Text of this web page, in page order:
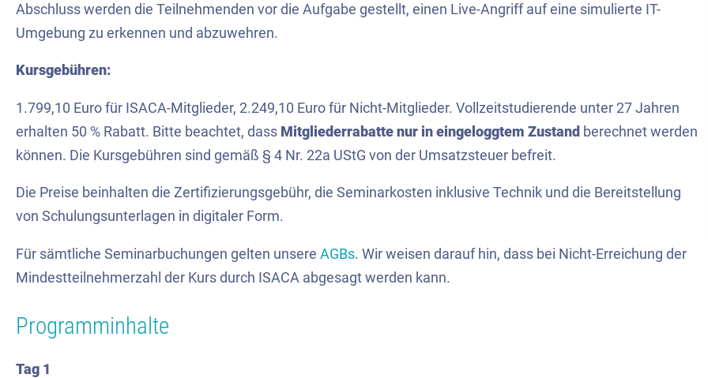
Abschluss werden die Teilnehmenden vor die Aufgabe gestellt, einen Live-Angriff auf eine simulierte IT-
Umgebung zu erkennen und abzuwehren.
Kursgebühren:
1.799,10 Euro für ISACA-Mitglieder, 2.249,10 Euro für Nicht-Mitglieder. Vollzeitstudierende unter 27 Jahren
erhalten 50 % Rabatt. Bitte beachtet, dass Mitgliederrabatte nur in eingeloggtem Zustand berechnet werden
können. Die Kursgebühren sind gemäß § 4 Nr. 22a UStG von der Umsatzsteuer befreit.
Die Preise beinhalten die Zertifizierungsgebühr, die Seminarkosten inklusive Technik und die Bereitstellung
von Schulungsunterlagen in digitaler Form.
Für sämtliche Seminarbuchungen gelten unsere AGBs. Wir weisen darauf hin, dass bei Nicht-Erreichung der
Mindestteilnehmerzahl der Kurs durch ISACA abgesagt werden kann.
Programminhalte
Tag 1